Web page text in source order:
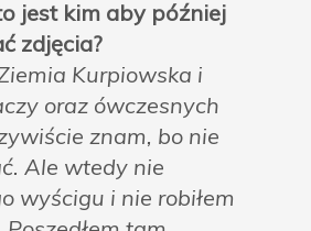
jest kim aby później
zdjęcia?
Kurpiowska i
oraz ówczesnych
znam, bo nie
Ale wtedy nie
wyścigu i nie robiłem